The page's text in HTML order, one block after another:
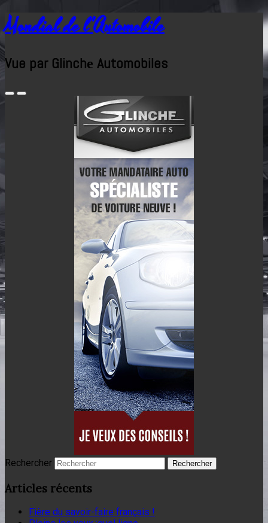
Mondial de l'Automobile
Vue par Glinchе Automobiles
Rechercher
Articles récents
Fière du savoir-faire français !